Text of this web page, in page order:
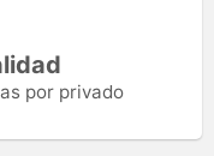
por privado